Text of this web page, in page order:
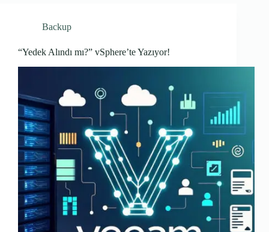
Backup
“Yedek Alındı mı?” vSphere’te Yazıyor!